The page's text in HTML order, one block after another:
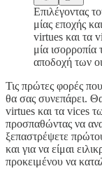
Επιλέγοντας
μίας εποχής
virtues και τα
μία ισορροπία
αποδοχή των
Τις πρώτες φορές
θα σας συνεπάρει.
virtues και τα vices
προσπαθώντας να
ξεπαστρέψετε
και για να είμαι
προκειμένου να